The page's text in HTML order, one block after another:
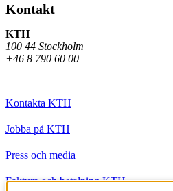
Kontakt
KTH
100 44 Stockholm
+46 8 790 60 00
Kontakta KTH
Jobba på KTH
Press och media
Faktura och betalning KTH